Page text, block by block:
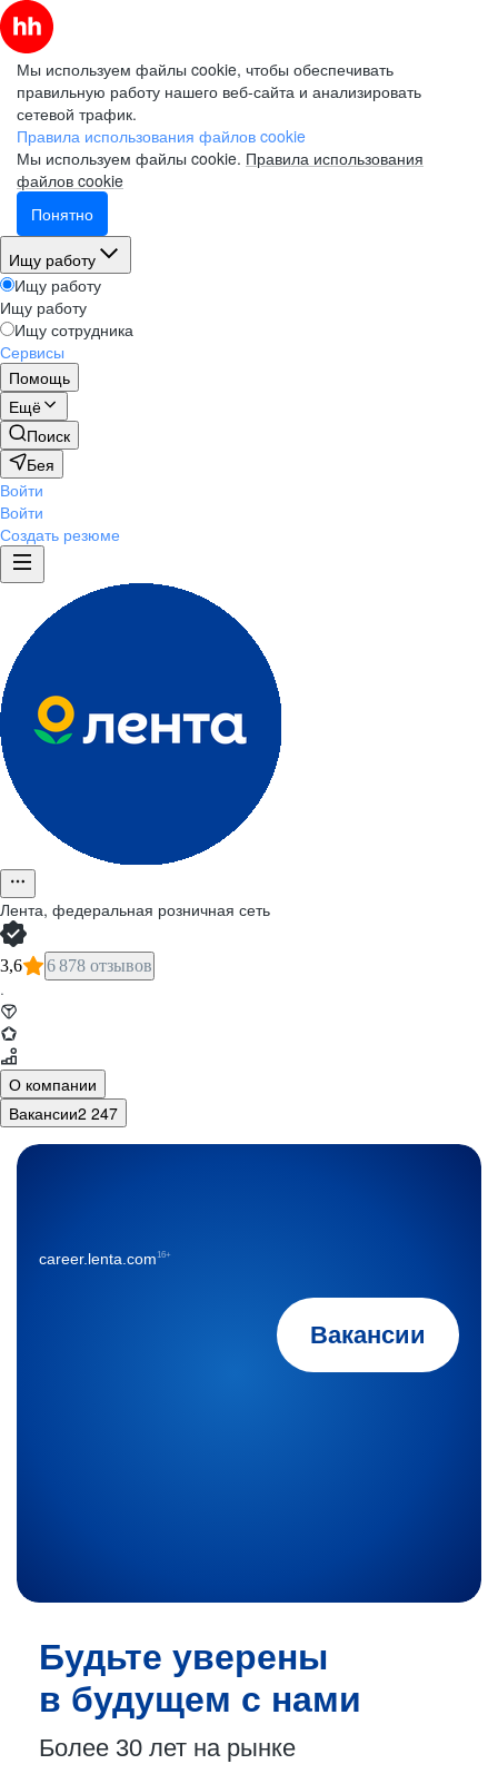
Мы используем файлы cookie, чтобы обеспечивать
правильную работу нашего веб-сайта и анализировать
сетевой трафик.
Правила использования файлов cookie
Мы используем файлы cookie. Правила использования
файлов cookie
Понятно
Ищу работу
Ищу работу
Ищу работу
Ищу сотрудника
Сервисы
Помощь
Ещё
Поиск
Бея
Войти
Войти
Создать резюме
Лента, федеральная розничная сеть
3,6 6 878 отзывов
·
О компании
Вакансии2 247
Вакансии
career.lenta.com16+
Будьте уверены
в будущем с нами
Более 30 лет на рынке